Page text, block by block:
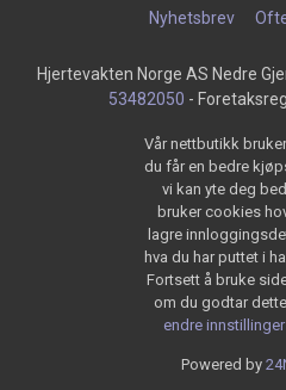
Nyhetsbrev
Hjertevakten Norge AS Nedre
53482050 -
Vår nettbutikk
du får en bedre
vi kan yte deg
bruker cookies
lagre
hva du har puttet i
Fortsett å bruke
om du godtar
endre
Powered by